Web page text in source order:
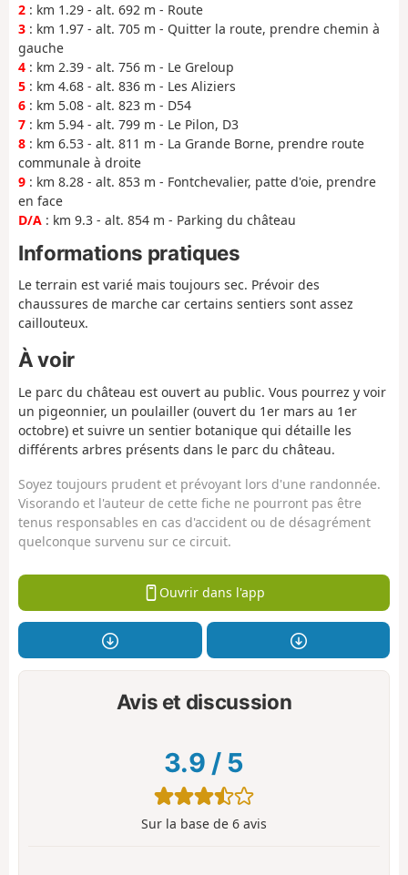
2 : km 1.29 - alt. 692 m - Route
3 : km 1.97 - alt. 705 m - Quitter la route, prendre chemin à
gauche
4 : km 2.39 - alt. 756 m - Le Greloup
5 : km 4.68 - alt. 836 m - Les Aliziers
6 : km 5.08 - alt. 823 m - D54
7 : km 5.94 - alt. 799 m - Le Pilon, D3
8 : km 6.53 - alt. 811 m - La Grande Borne, prendre route
communale à droite
9 : km 8.28 - alt. 853 m - Fontchevalier, patte d'oie, prendre
en face
D/A : km 9.3 - alt. 854 m - Parking du château
Informations pratiques
Le terrain est varié mais toujours sec. Prévoir des
chaussures de marche car certains sentiers sont assez
caillouteux.
À voir
Le parc du château est ouvert au public. Vous pourrez y voir
un pigeonnier, un poulailler (ouvert du 1er mars au 1er
octobre) et suivre un sentier botanique qui détaille les
différents arbres présents dans le parc du château.
Soyez toujours prudent et prévoyant lors d'une randonnée.
Visorando et l'auteur de cette fiche ne pourront pas être
tenus responsables en cas d'accident ou de désagrément
quelconque survenu sur ce circuit.
Ouvrir dans l'app
Avis et discussion
3.9 / 5
Sur la base de 6 avis